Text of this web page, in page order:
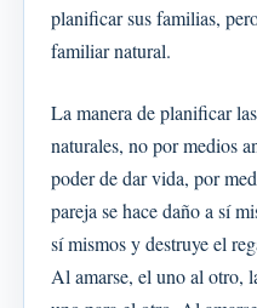
planificar sus familias,
familiar natural.
La manera de planificar
naturales, no por medios
poder de dar vida, por
pareja se hace daño a sí
sí mismos y destruye el
Al amarse, el uno al otro,